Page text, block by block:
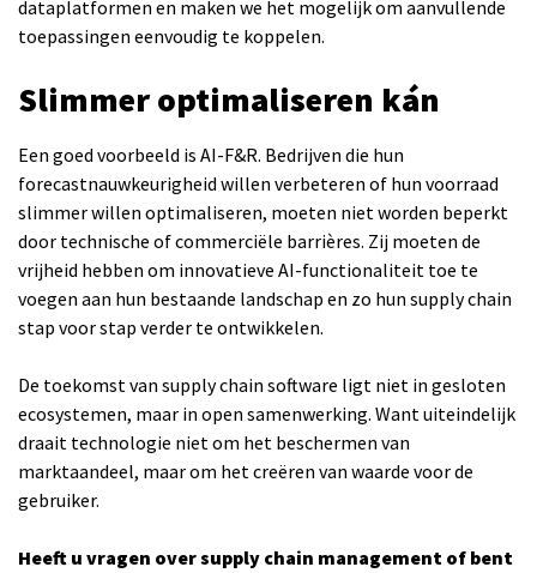
dataplatformen en maken we het mogelijk om aanvullende
toepassingen eenvoudig te koppelen.
Slimmer optimaliseren kán
Een goed voorbeeld is AI-F&R. Bedrijven die hun
forecastnauwkeurigheid willen verbeteren of hun voorraad
slimmer willen optimaliseren, moeten niet worden beperkt
door technische of commerciële barrières. Zij moeten de
vrijheid hebben om innovatieve AI-functionaliteit toe te
voegen aan hun bestaande landschap en zo hun supply chain
stap voor stap verder te ontwikkelen.
De toekomst van supply chain software ligt niet in gesloten
ecosystemen, maar in open samenwerking. Want uiteindelijk
draait technologie niet om het beschermen van
marktaandeel, maar om het creëren van waarde voor de
gebruiker.
Heeft u vragen over supply chain management of bent